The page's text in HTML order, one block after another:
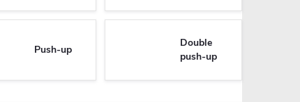
Push-up
Double
push-up